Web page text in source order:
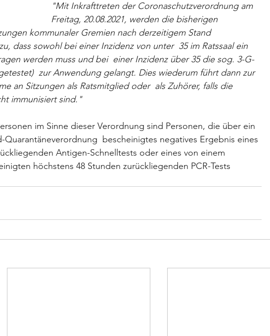
"Mit Inkrafttreten der Coronaschutzverordnung am
Freitag, 20.08.2021, werden die bisherigen
kommunaler Gremien nach derzeitigem Stand
dass sowohl bei einer Inzidenz von unter  35 im Ratssaal ein
werden muss und bei  einer Inzidenz über 35 die sog. 3-G-
zur Anwendung gelangt. Dies wiederum führt dann zur
an Sitzungen als Ratsmitglied oder  als Zuhörer, falls die
immunisiert sind."
im Sinne dieser Verordnung sind Personen, die über ein
Quarantäneverordnung  bescheinigtes negatives Ergebnis eines
Antigen-Schnelltests oder eines von einem
höchstens 48 Stunden zurückliegenden PCR-Tests